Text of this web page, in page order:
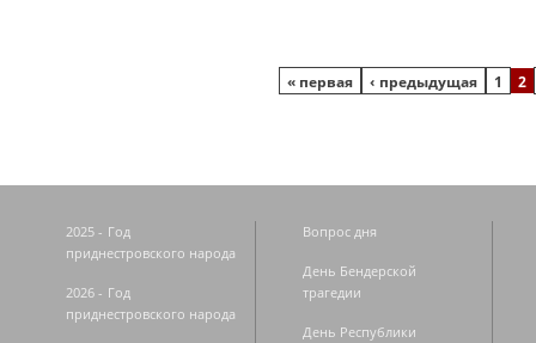
« первая ‹ предыдущая 1 2
2025 - Год
приднестровского народа
2026 - Год
приднестровского народа
Вопрос дня
День Бендерской
трагедии
День Республики